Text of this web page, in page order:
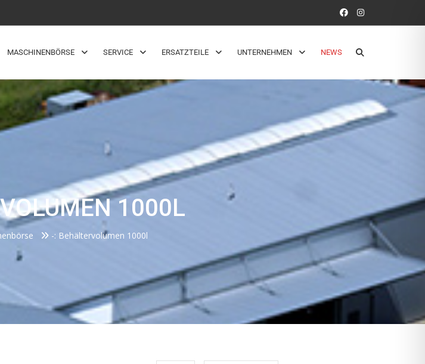
MASCHINENBÖRSE SERVICE ERSATZTEILE UNTERNEHMEN NEWS
1000L
-: Behältervolumen 1000l